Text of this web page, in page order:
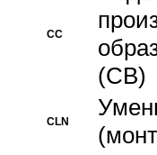
CC
(CB)
CLN